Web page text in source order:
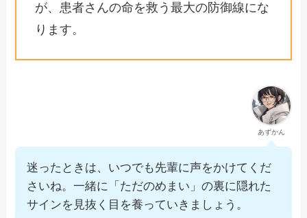
が、患者さんの命を救う最大の防御線にな
ります。
あずかん
迷ったときは、いつでも先輩に声をかけてくだ
さいね。一緒に「ただのめまい」の裏に隠れた
サインを見抜く目を養っていきましょう。